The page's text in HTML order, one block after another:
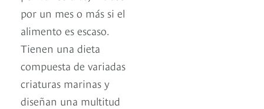
por un mes o más si el
alimento es escaso.
Tienen una dieta
compuesta de variadas
criaturas marinas y
diseñan una multitud